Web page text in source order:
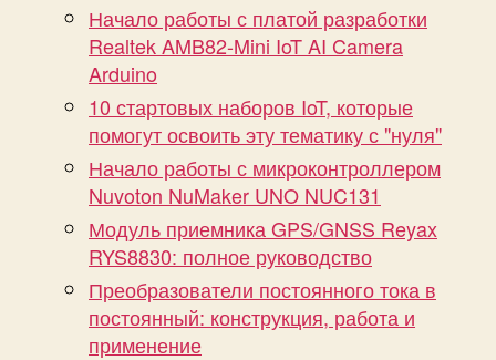
Начало работы с платой разработки
Realtek AMB82-Mini IoT AI Camera
Arduino
10 стартовых наборов IoT, которые
помогут освоить эту тематику с "нуля"
Начало работы с микроконтроллером
Nuvoton NuMaker UNO NUC131
Модуль приемника GPS/GNSS Reyax
RYS8830: полное руководство
Преобразователи постоянного тока в
постоянный: конструкция, работа и
применение